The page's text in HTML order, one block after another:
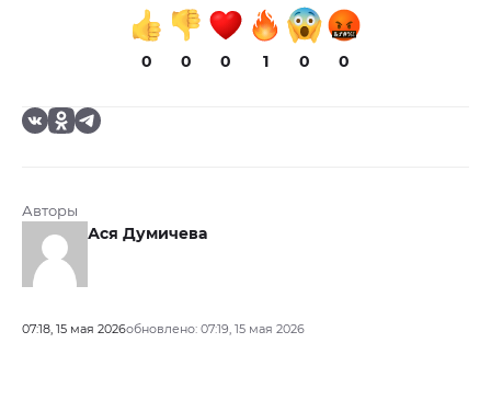
0 0 0 1 0 0
Авторы
Ася Думичева
07:18, 15 мая 2026обновлено: 07:19, 15 мая 2026